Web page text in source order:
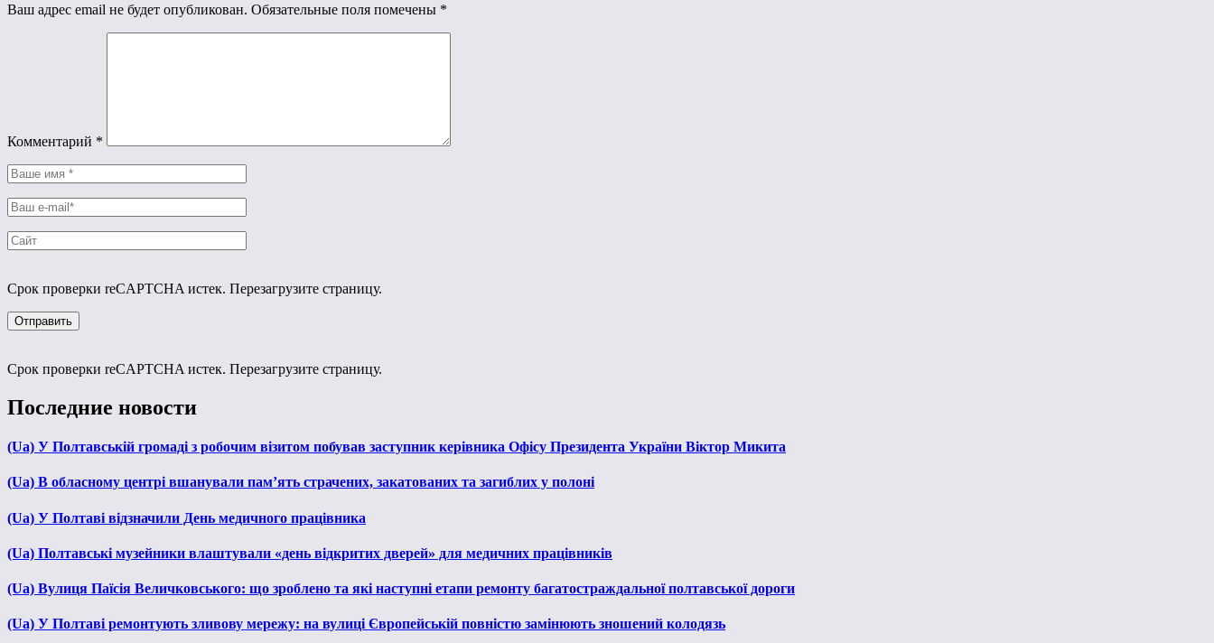
Ваш адрес email не будет опубликован. Обязательные поля помечены *
Комментарий *
Срок проверки reCAPTCHA истек. Перезагрузите страницу.
Срок проверки reCAPTCHA истек. Перезагрузите страницу.
Последние новости
(Ua) У Полтавській громаді з робочим візитом побував заступник керівника Офісу Президента України Віктор Микита
(Ua) В обласному центрі вшанували пам’ять страчених, закатованих та загиблих у полоні
(Ua) У Полтаві відзначили День медичного працівника
(Ua) Полтавські музейники влаштували «день відкритих дверей» для медичних працівників
(Ua) Вулиця Паїсія Величковського: що зроблено та які наступні етапи ремонту багатостраждальної полтавської дороги
(Ua) У Полтаві ремонтують зливову мережу: на вулиці Європейській повністю замінюють зношений колодязь